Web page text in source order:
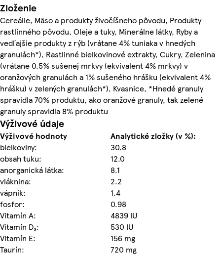
Zloženie
Cereálie, Mäso a produkty živočíšneho pôvodu, Produkty
rastlinného pôvodu, Oleje a tuky, Minerálne látky, Ryby a
vedľajšie produkty z rýb (vrátane 4% tuniaka v hnedých
granulách*), Rastlinné bielkovinové extrakty, Cukry, Zelenina
(vrátane 0.5% sušenej mrkvy (ekvivalent 4% mrkvy) v
oranžových granulách a 1% sušeného hrášku (ekvivalent 4%
hrášku) v zelených granulách*), Kvasnice, *Hnedé granuly
spravidla 70% produktu, ako oranžové granuly, tak zelené
granuly spravidla 8% produktu
Výživové údaje
Výživové hodnoty
Analytické zložky (v %):
bielkoviny:
30.8
obsah tuku:
12.0
anorganická látka:
8.1
vláknina:
2.2
vápnik:
1.4
fosfor:
0.98
Vitamín A:
4839 IU
Vitamín D₃:
530 IU
Vitamín E:
156 mg
Taurín:
720 mg